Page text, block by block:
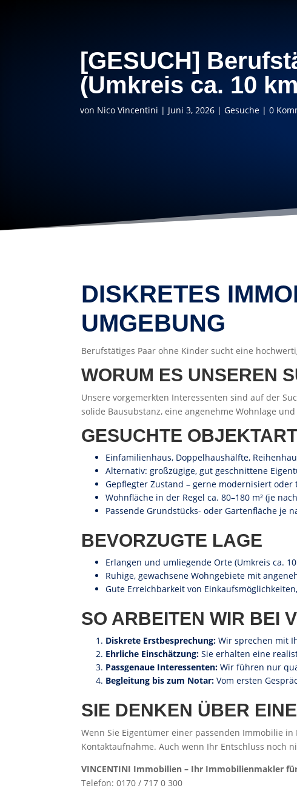
[GESUCH]
(Umkreis ca. 10
von Nico Vincentini | Juni 3, 2026 | Gesuche | 0
DISKRETES
UMGEBUNG
Berufstätiges Paar ohne Kinder sucht eine
WORUM ES UNSEREN
Unsere vorgemerkten Interessenten sind auf der
solide Bausubstanz, eine angenehme Wohnlage
GESUCHTE
Einfamilienhaus, Doppelhaushälfte,
Alternativ: großzügige, gut geschnittene
Gepflegter Zustand – gerne modernisiert
Wohnfläche in der Regel ca. 80–180 m² (je
Passende Grundstücks- oder Gartenfläche je
BEVORZUGTE LAGE
Erlangen und umliegende Orte (Umkreis ca.
Ruhige, gewachsene Wohngebiete mit
Gute Erreichbarkeit von
SO ARBEITEN WIR BEI
Diskrete Erstbesprechung: Wir sprechen mit
Ehrliche Einschätzung: Sie erhalten eine
Passgenaue Interessenten: Wir führen nur
Begleitung bis zum Notar: Vom ersten
SIE DENKEN ÜBER
Wenn Sie Eigentümer einer passenden Immobilie
Kontaktaufnahme. Auch wenn Ihr Entschluss noch
VINCENTINI Immobilien – Ihr Immobilienmakler
Telefon: 0170 / 717 0 300